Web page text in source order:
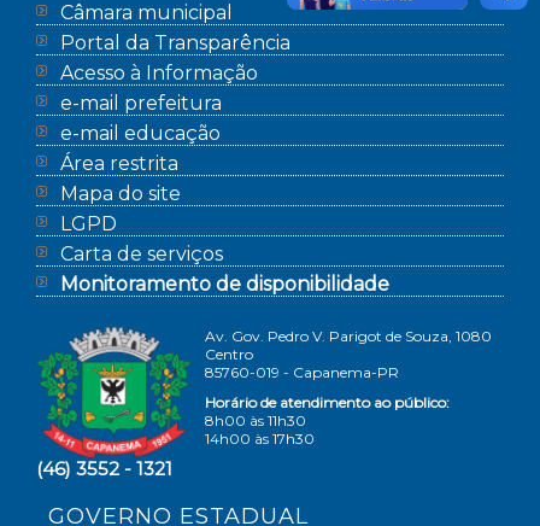
Câmara municipal
Portal da Transparência
Acesso à Informação
e-mail prefeitura
e-mail educação
Área restrita
Mapa do site
LGPD
Carta de serviços
Monitoramento de disponibilidade
Av. Gov. Pedro V. Parigot de Souza, 1080
Centro
85760-019 - Capanema-PR
Horário de atendimento ao público:
8h00 às 11h30
14h00 às 17h30
(46) 3552 - 1321
GOVERNO ESTADUAL